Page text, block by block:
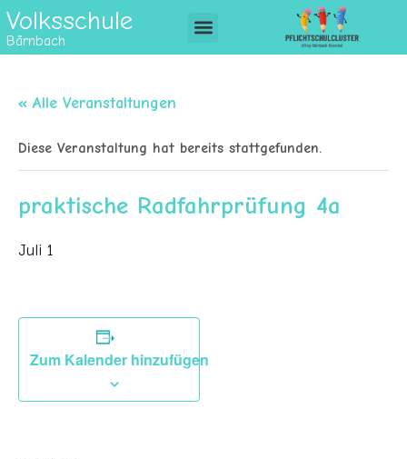
Volksschule
Bärnbach
« Alle Veranstaltungen
Diese Veranstaltung hat bereits stattgefunden.
praktische Radfahrprüfung 4a
Juli 1
Zum Kalender hinzufügen